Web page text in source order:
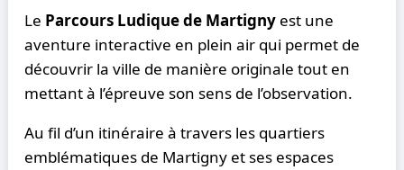
Le Parcours Ludique de Martigny est une
aventure interactive en plein air qui permet de
découvrir la ville de manière originale tout en
mettant à l’épreuve son sens de l’observation.
Au fil d’un itinéraire à travers les quartiers
emblématiques de Martigny et ses espaces